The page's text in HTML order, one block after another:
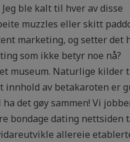
ble kalt til hver av disse
muzzles eller skitt
marketing, og setter det
som ikke betyr noe nå?
museum. Naturlige kilder
innhold av betakaroten er
det gøy sammen! Vi
bondage dating nettsiden
allereie